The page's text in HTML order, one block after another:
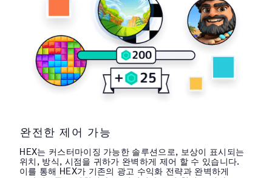
완전한 제어 가능
HEX는 커스터마이징 가능한 솔루션으로, 보상이 표시되는
위치, 방식, 시점을 귀하가 완벽하게 제어 할 수 있습니다.
이를 통해 HEX가 기존의 광고 수익화 전략과 완벽하게